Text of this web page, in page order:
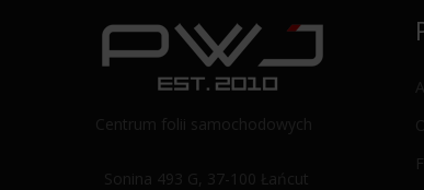
Centrum folii samochodowych
Sonina 493 G, 37-100 Łańcut